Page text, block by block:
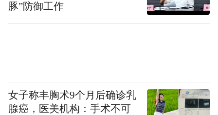
豚”防御工作
女子称丰胸术9个月后确诊乳
腺癌，医美机构：手术不可